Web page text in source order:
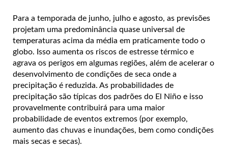
Para a temporada de junho, julho e agosto, as previsões
projetam uma predominância quase universal de
temperaturas acima da média em praticamente todo o
globo. Isso aumenta os riscos de estresse térmico e
agrava os perigos em algumas regiões, além de acelerar o
desenvolvimento de condições de seca onde a
precipitação é reduzida. As probabilidades de
precipitação são típicas dos padrões do El Niño e isso
provavelmente contribuirá para uma maior
probabilidade de eventos extremos (por exemplo,
aumento das chuvas e inundações, bem como condições
mais secas e secas).